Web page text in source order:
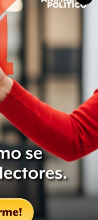
Leer después